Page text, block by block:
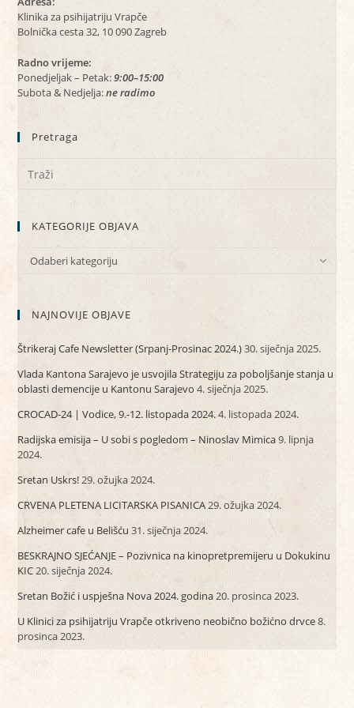
Klinika za psihijatriju Vrapče
Bolnička cesta 32, 10 090 Zagreb
Radno vrijeme:
Ponedjeljak – Petak:9:00–15:00
Subota & Nedjelja:ne radimo
Pretraga
KATEGORIJE OBJAVA
KATEGORIJE
Odaberi kategoriju
NAJNOVIJE OBJAVE
Štrikeraj Cafe Newsletter (Srpanj-Prosinac 2024.)30. siječnja 2025.
Vlada Kantona Sarajevo je usvojila Strategiju za poboljšanje stanja u
oblasti demencije u Kantonu Sarajevo 4. siječnja 2025.
CROCAD-24 | Vodice, 9.-12. listopada 2024.4. listopada 2024.
Radijska emisija – U sobi s pogledom – Ninoslav Mimica9. lipnja
2024.
Sretan Uskrs!29. ožujka 2024.
CRVENA PLETENA LICITARSKA PISANICA29. ožujka 2024.
Alzheimer cafe u Belišću 31. siječnja 2024.
BESKRAJNO SJEĆANJE – Pozivnica na kinopretpremijeru u Dokukinu
KIC20. siječnja 2024.
Sretan Božić i uspješna Nova 2024. godina20. prosinca 2023.
U Klinici za psihijatriju Vrapče otkriveno neobično božićno drvce8.
prosinca 2023.